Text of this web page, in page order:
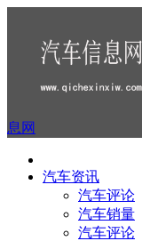
息网
汽车资讯
汽车评论
汽车销量
汽车评论